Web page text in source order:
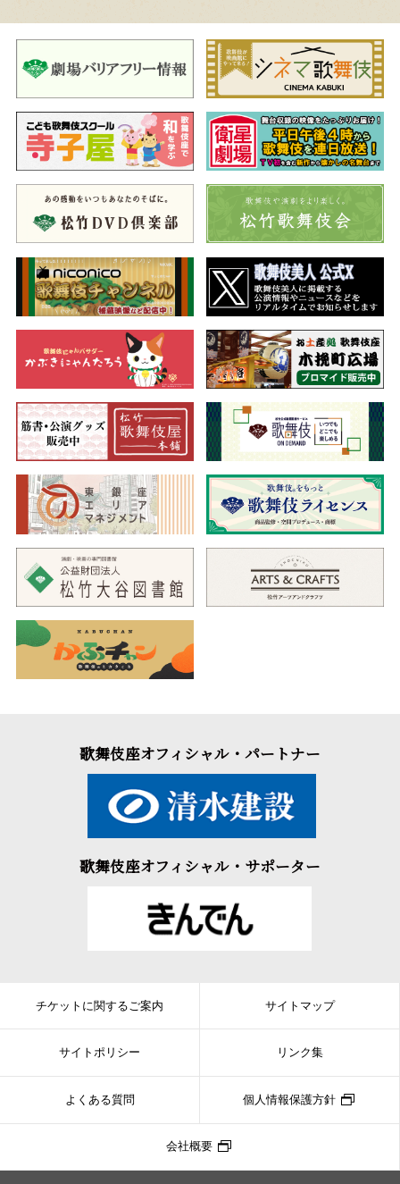
歌舞伎座オフィシャル・パートナー
歌舞伎座オフィシャル・サポーター
チケットに関するご案内 サイトマップ
サイトポリシー リンク集
よくある質問 個人情報保護方針
会社概要